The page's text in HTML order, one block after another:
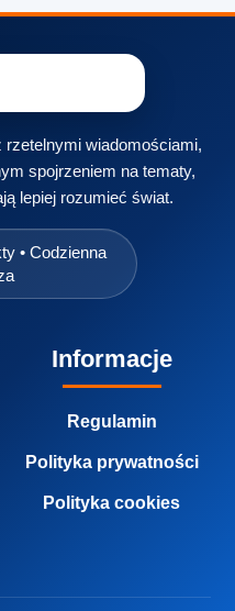
rzetelnymi wiadomościami,
spojrzeniem na tematy,
lepiej rozumieć świat.
• Codzienna
Informacje
Regulamin
Polityka prywatności
Polityka cookies